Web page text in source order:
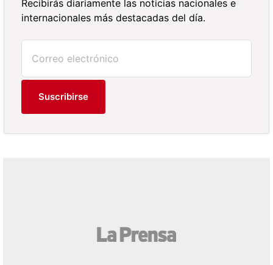
Recibirás diariamente las noticias nacionales e
internacionales más destacadas del día.
Suscribirse